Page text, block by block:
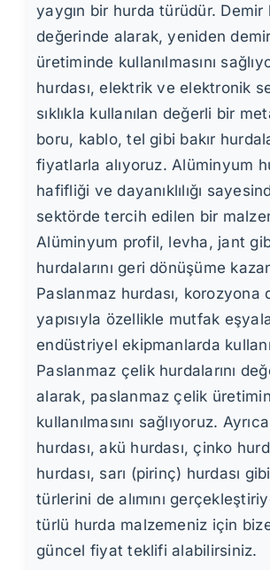
yaygın bir hurda türüdür. Demir
değerinde alarak, yeniden
üretiminde kullanılmasını
hurdası, elektrik ve elektronik
sıklıkla kullanılan değerli bir
boru, kablo, tel gibi bakır
fiyatlarla alıyoruz. Alüminyum
hafifliği ve dayanıklılığı
sektörde tercih edilen bir
Alüminyum profil, levha, jant
hurdalarını geri dönüşüme
Paslanmaz hurdası, korozyona
yapısıyla özellikle mutfak
endüstriyel ekipmanlarda
Paslanmaz çelik hurdalarını
alarak, paslanmaz çelik
kullanılmasını sağlıyoruz.
hurdası, akü hurdası, çinko
hurdası, sarı (pirinç) hurdası
türlerini de alımını
türlü hurda malzemeniz için
güncel fiyat teklifi alabilirsiniz.